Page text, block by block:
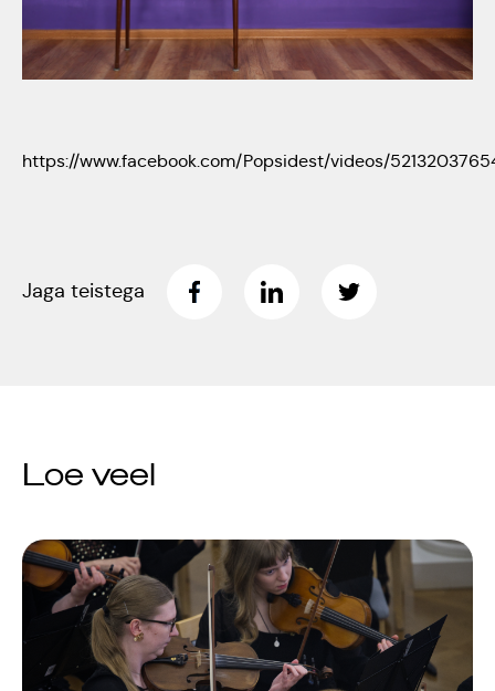
Tartumaa Tantsupidu
„Juure Juures”
18.05.2024
galakontsert
Jõuluootuskontsert
"Christmas Dreams"
4.detsembril 2023
Pauluse kirikus
Kulno
Anne
https://www.facebook.com/Popsidest/videos/
Jaga teistega
Loe veel